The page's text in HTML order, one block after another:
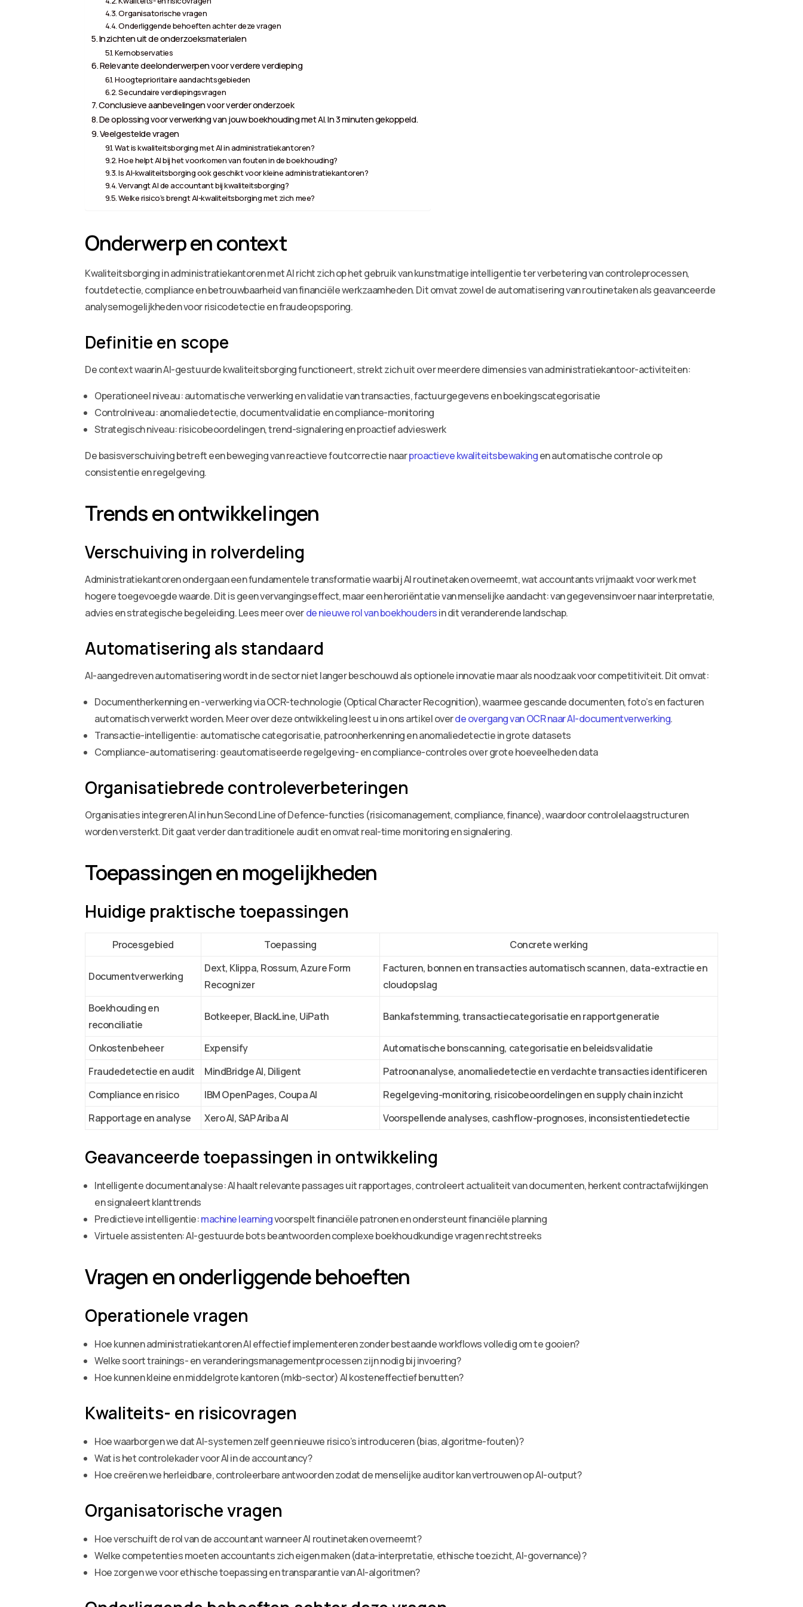
Organisatorische vragen
Onderliggende behoeften achter deze vragen
Inzichten uit de onderzoeksmaterialen
Kernobservaties
Relevante deelonderwerpen voor verdere verdieping
Hoogteprioritaire aandachtsgebieden
Secundaire verdiepingsvragen
Conclusieve aanbevelingen voor verder onderzoek
De oplossing voor verwerking van jouw boekhouding met AI. In 3 minuten gekoppeld.
Veelgestelde vragen
Wat is kwaliteitsborging met AI in administratiekantoren?
Hoe helpt AI bij het voorkomen van fouten in de boekhouding?
Is AI-kwaliteitsborging ook geschikt voor kleine administratiekantoren?
Vervangt AI de accountant bij kwaliteitsborging?
Welke risico’s brengt AI-kwaliteitsborging met zich mee?
Onderwerp en context
Kwaliteitsborging in administratiekantoren met AI richt zich op het gebruik van kunstmatige intelligentie ter verbetering van controleprocessen,
foutdetectie, compliance en betrouwbaarheid van financiële werkzaamheden. Dit omvat zowel de automatisering van routinetaken als geavanceerde
analysemogelijkheden voor risicodetectie en fraudeopsporing.
Definitie en scope
De context waarin AI-gestuurde kwaliteitsborging functioneert, strekt zich uit over meerdere dimensies van administratiekantoor-activiteiten:
Operationeel niveau: automatische verwerking en validatie van transacties, factuurgegevens en boekingscategorisatie
Controlniveau: anomaliedetectie, documentvalidatie en compliance-monitoring
Strategisch niveau: risicobeoordelingen, trend-signalering en proactief advieswerk
De basisverschuiving betreft een beweging van reactieve foutcorrectie naarproactieve kwaliteitsbewakingen automatische controle op
consistentie en regelgeving.
Trends en ontwikkelingen
Verschuiving in rolverdeling
Administratiekantoren ondergaan een fundamentele transformatie waarbij AI routinetaken overneemt, wat accountants vrijmaakt voor werk met
hogere toegevoegde waarde. Dit is geen vervangingseffect, maar een heroriëntatie van menselijke aandacht: van gegevensinvoer naar interpretatie,
advies en strategische begeleiding. Lees meer overde nieuwe rol van boekhoudersin dit veranderende landschap.
Automatisering als standaard
AI-aangedreven automatisering wordt in de sector niet langer beschouwd als optionele innovatie maar als noodzaak voor competitiviteit. Dit omvat:
Documentherkenning en -verwerking via OCR-technologie (Optical Character Recognition), waarmee gescande documenten, foto’s en facturen
automatisch verwerkt worden. Meer over deze ontwikkeling leest u in ons artikel overde overgang van OCR naar AI-documentverwerking.
Transactie-intelligentie: automatische categorisatie, patroonherkenning en anomaliedetectie in grote datasets
Compliance-automatisering: geautomatiseerde regelgeving- en compliance-controles over grote hoeveelheden data
Organisatiebrede controleverbeteringen
Organisaties integreren AI in hun Second Line of Defence-functies (risicomanagement, compliance, finance), waardoor controlelaagstructuren
worden versterkt. Dit gaat verder dan traditionele audit en omvat real-time monitoring en signalering.
Toepassingen en mogelijkheden
Huidige praktische toepassingen
Procesgebied Toepassing Concrete werking
Documentverwerking
Dext, Klippa, Rossum, Azure Form
Recognizer
Facturen, bonnen en transacties automatisch scannen, data-extractie en
cloudopslag
Boekhouding en
reconciliatie
Botkeeper, BlackLine, UiPath Bankafstemming, transactiecategorisatie en rapportgeneratie
Onkostenbeheer Expensify
Automatische bonscanning, categorisatie en beleidsvalidatie
Fraudedetectie en audit
MindBridge AI, Diligent
Patroonanalyse, anomaliedetectie en verdachte transacties identificeren
Compliance en risico
IBM OpenPages, Coupa AI
Regelgeving-monitoring, risicobeoordelingen en supply chain inzicht
Rapportage en analyse
Xero AI, SAP Ariba AI Voorspellende analyses, cashflow-prognoses, inconsistentiedetectie
Geavanceerde toepassingen in ontwikkeling
Intelligente documentanalyse: AI haalt relevante passages uit rapportages, controleert actualiteit van documenten, herkent contractafwijkingen
en signaleert klanttrends
Predictieve intelligentie:machine learningvoorspelt financiële patronen en ondersteunt financiële planning
Virtuele assistenten: AI-gestuurde bots beantwoorden complexe boekhoudkundige vragen rechtstreeks
Vragen en onderliggende behoeften
Operationele vragen
Hoe kunnen administratiekantoren AI effectief implementeren zonder bestaande workflows volledig om te gooien?
Welke soort trainings- en veranderingsmanagementprocessen zijn nodig bij invoering?
Hoe kunnen kleine en middelgrote kantoren (mkb-sector) AI kosteneffectief benutten?
Kwaliteits- en risicovragen
Hoe waarborgen we dat AI-systemen zelf geen nieuwe risico’s introduceren (bias, algoritme-fouten)?
Wat is het controlekader voor AI in de accountancy?
Hoe creëren we herleidbare, controleerbare antwoorden zodat de menselijke auditor kan vertrouwen op AI-output?
Organisatorische vragen
Hoe verschuift de rol van de accountant wanneer AI routinetaken overneemt?
Welke competenties moeten accountants zich eigen maken (data-interpretatie, ethische toezicht, AI-governance)?
Hoe zorgen we voor ethische toepassing en transparantie van AI-algoritmen?